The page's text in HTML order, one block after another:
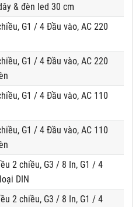
& đèn led 30 cm
G1 / 4 Đầu vào, AC 220
G1 / 4 Đầu vào, AC 220
G1 / 4 Đầu vào, AC 110
G1 / 4 Đầu vào, AC 110
2 chiều, G3 / 8 In, G1 / 4
DIN
2 chiều, G3 / 8 In, G1 / 4